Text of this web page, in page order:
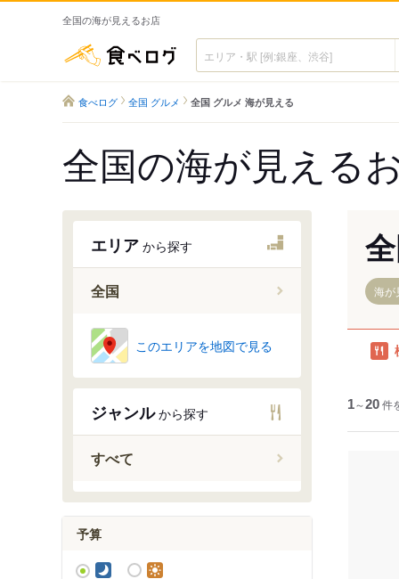
全国の海が見えるお店
食べログ
食べログ 全国 グルメ 全国 グルメ 海が見える
全国の海が見える
エリア から探す
全国
このエリアを地図で見る
ジャンルから探す
すべて
予算
海が
1～20件